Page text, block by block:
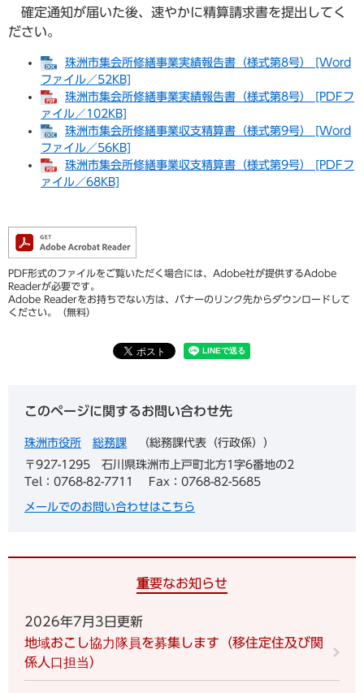
確定通知が届いた後、速やかに精算請求書を提出してく
ださい。
珠洲市集会所修繕事業実績報告書（様式第8号） [Word
ファイル／52KB]
珠洲市集会所修繕事業実績報告書（様式第8号） [PDFフ
ァイル／102KB]
珠洲市集会所修繕事業収支精算書（様式第9号） [Word
ファイル／56KB]
珠洲市集会所修繕事業収支精算書（様式第9号） [PDFフ
ァイル／68KB]
PDF形式のファイルをご覧いただく場合には、Adobe社が提供するAdobe
Readerが必要です。
Adobe Readerをお持ちでない方は、バナーのリンク先からダウンロードして
ください。（無料）
このページに関するお問い合わせ先
珠洲市役所 総務課
総務課代表（行政係）
〒927-1295
石川県珠洲市上戸町北方1字6番地の2
Tel：0768-82-7711
Fax：0768-82-5685
メールでのお問い合わせはこちら
重要なお知らせ
2026年7月3日更新
地域おこし協力隊員を募集します（移住定住及び関
係人口担当）